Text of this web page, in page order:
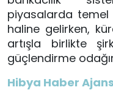
piyasalarda temel
haline gelirken,
artışla birlikte
güçlendirme
Hibya Haber